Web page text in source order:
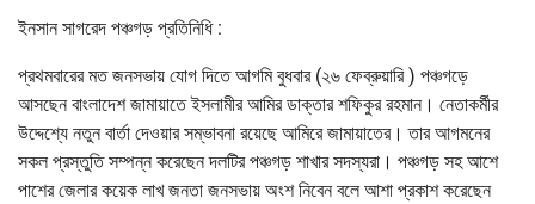
ইনসান সাগরেদ পঞ্চগড় প্রতিনিধি :
প্রথমবারের মত জনসভায় যোগ দিতে আগমি বুধবার (২৬ ফেব্রুয়ারি ) পঞ্চগড়ে
আসছেন বাংলাদেশ জামায়াতে ইসলামীর আমির ডাক্তার শফিকুর রহমান। নেতাকর্মীর
উদ্দেশ্যে নতুন বার্তা দেওয়ার সম্ভাবনা রয়েছে আমিরে জামায়াতের। তার আগমনের
সকল প্রস্তুতি সম্পন্ন করেছেন দলটির পঞ্চগড় শাখার সদস্যরা। পঞ্চগড় সহ আশে
পাশের জেলার কয়েক লাখ জনতা জনসভায় অংশ নিবেন বলে আশা প্রকাশ করেছেন